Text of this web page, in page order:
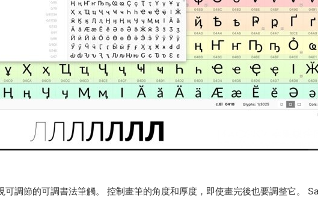
調節的可調書法筆觸。 控制畫筆的角度和厚度，即使畫完後也要調整它。